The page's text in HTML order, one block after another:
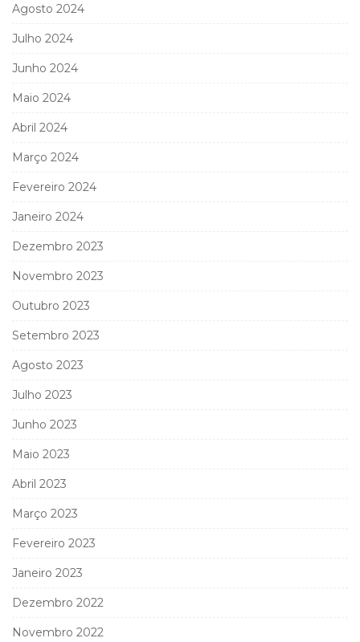
Agosto 2024
Julho 2024
Junho 2024
Maio 2024
Abril 2024
Março 2024
Fevereiro 2024
Janeiro 2024
Dezembro 2023
Novembro 2023
Outubro 2023
Setembro 2023
Agosto 2023
Julho 2023
Junho 2023
Maio 2023
Abril 2023
Março 2023
Fevereiro 2023
Janeiro 2023
Dezembro 2022
Novembro 2022